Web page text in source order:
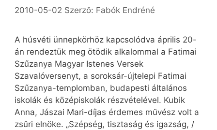
2010-05-02 Szerző: Fabók Endréné
A húsvéti ünnepkörhöz kapcsolódva április 20-
án rendeztük meg ötödik alkalommal a Fatimai
Szűzanya Magyar Istenes Versek
Szavalóversenyt, a soroksár-újtelepi Fatimai
Szűzanya-templomban, budapesti általános
iskolák és középiskolák részvételével. Kubik
Anna, Jászai Mari-díjas érdemes művész volt a
zsűri elnöke. „Szépség, tisztaság és igazság, /